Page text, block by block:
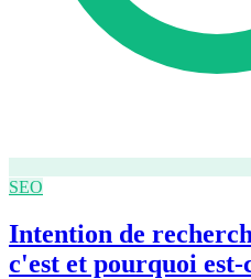
SEO
Intention de
c'est et pourquoi